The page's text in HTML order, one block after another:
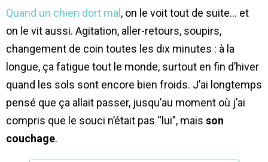
Quand un chien dort mal, on le voit tout de suite… et
on le vit aussi. Agitation, aller-retours, soupirs,
changement de coin toutes les dix minutes : à la
longue, ça fatigue tout le monde, surtout en fin d’hiver
quand les sols sont encore bien froids. J’ai longtemps
pensé que ça allait passer, jusqu’au moment où j’ai
compris que le souci n’était pas “lui”, mais son
couchage.